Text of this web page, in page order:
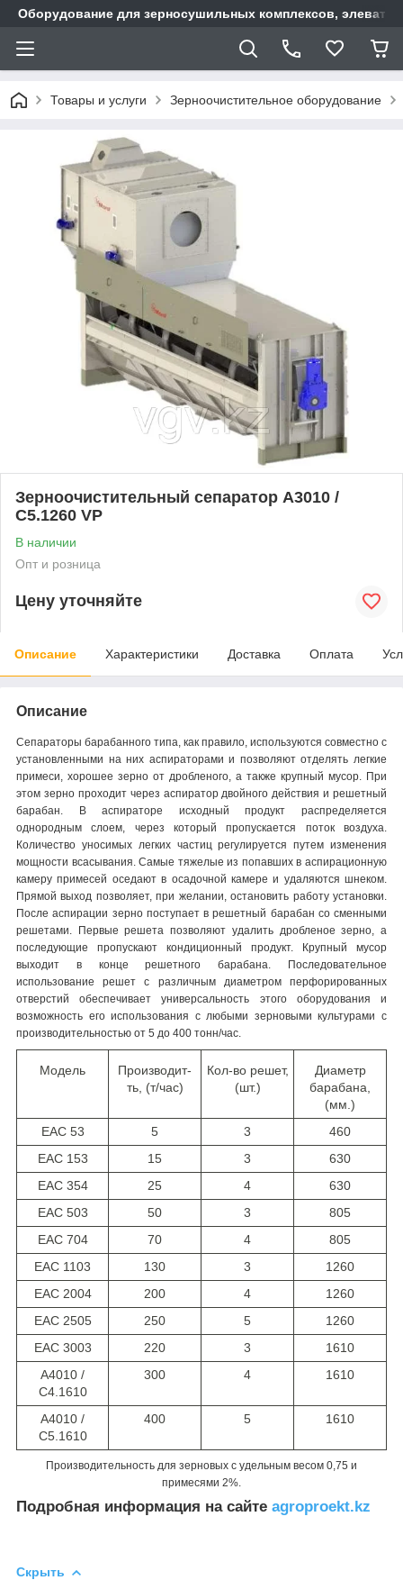
Оборудование для зерносушильных комплексов,
Товары и услуги Зерноочистительное оборудование
Зерноочистительный сепаратор A3010 /
C5.1260 VP
В наличии
Опт и розница
Цену уточняйте
Описание Характеристики Доставка Оплата
Описание
Сепараторы барабанного типа, как правило, используются совместно с
установленными на них аспираторами и позволяют отделять легкие
примеси, хорошее зерно от дробленого, а также крупный мусор. При
этом зерно проходит через аспиратор двойного действия и решетный
барабан. В аспираторе исходный продукт распределяется
однородным слоем, через который пропускается поток воздуха.
Количество уносимых легких частиц регулируется путем изменения
мощности всасывания. Самые тяжелые из попавших в аспирационную
камеру примесей оседают в осадочной камере и удаляются шнеком.
Прямой выход позволяет, при желании, остановить работу установки.
После аспирации зерно поступает в решетный барабан со сменными
решетами. Первые решета позволяют удалить дробленое зерно, а
последующие пропускают кондиционный продукт. Крупный мусор
выходит в конце решетного барабана. Последовательное
использование решет с различным диаметром перфорированных
отверстий обеспечивает универсальность этого оборудования и
возможность его использования с любыми зерновыми культурами с
производительностью от 5 до 400 тонн/час.
Модель
Производит-
ть, (т/час)
Кол-во решет,
(шт.)
Диаметр
барабана,
(мм.)
EAC 53
5 3
460
EAC 153
15 3
630
EAC 354
25 4
630
EAC 503
50 3
805
EAC 704
70 4
805
EAC 1103
130 3
1260
EAC 2004
200 4
1260
EAC 2505
250 5
1260
EAC 3003
220 3
1610
A4010 /
C4.1610
300 4 1610
A4010 /
C5.1610
400 5 1610
Производительность для зерновых с удельным весом 0,75 и
примесями 2%.
Подробная информация на сайте agroproekt.kz
Скрыть